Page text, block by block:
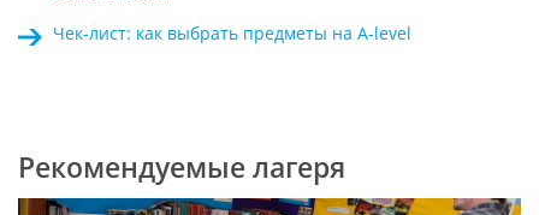
Чек-лист: как выбрать предметы на A-level
Рекомендуемые лагеря